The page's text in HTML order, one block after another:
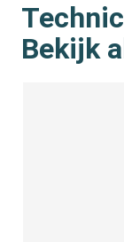
Bekijk